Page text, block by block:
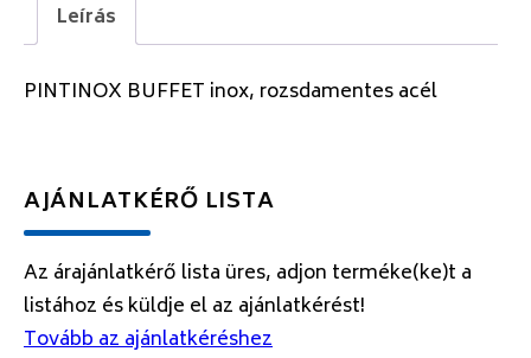
Leírás
PINTINOX BUFFET inox, rozsdamentes acél
AJÁNLATKÉRŐ LISTA
Az árajánlatkérő lista üres, adjon terméke(ke)t a
listához és küldje el az ajánlatkérést!
Tovább az ajánlatkéréshez